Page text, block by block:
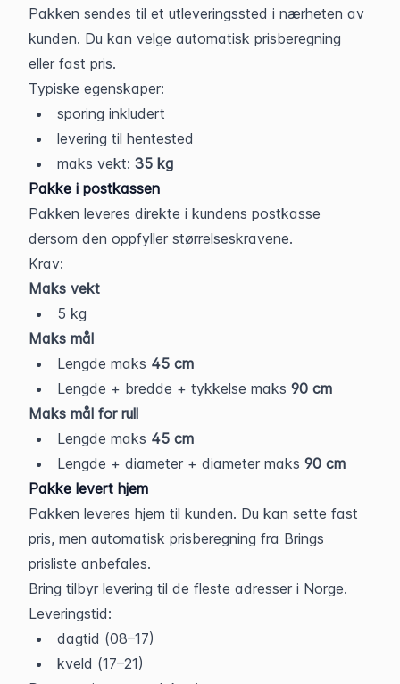
Pakken sendes til et utleveringssted i nærheten av
kunden. Du kan velge automatisk prisberegning
eller fast pris.
Typiske egenskaper:
sporing inkludert
levering til hentested
maks vekt: 35 kg
Pakke i postkassen
Pakken leveres direkte i kundens postkasse
dersom den oppfyller størrelseskravene.
Krav:
Maks vekt
5 kg
Maks mål
Lengde maks 45 cm
Lengde + bredde + tykkelse maks 90 cm
Maks mål for rull
Lengde maks 45 cm
Lengde + diameter + diameter maks 90 cm
Pakke levert hjem
Pakken leveres hjem til kunden. Du kan sette fast
pris, men automatisk prisberegning fra Brings
prisliste anbefales.
Bring tilbyr levering til de fleste adresser i Norge.
Leveringstid:
dagtid (08–17)
kveld (17–21)